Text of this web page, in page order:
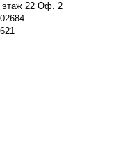
этаж 22 Оф. 2